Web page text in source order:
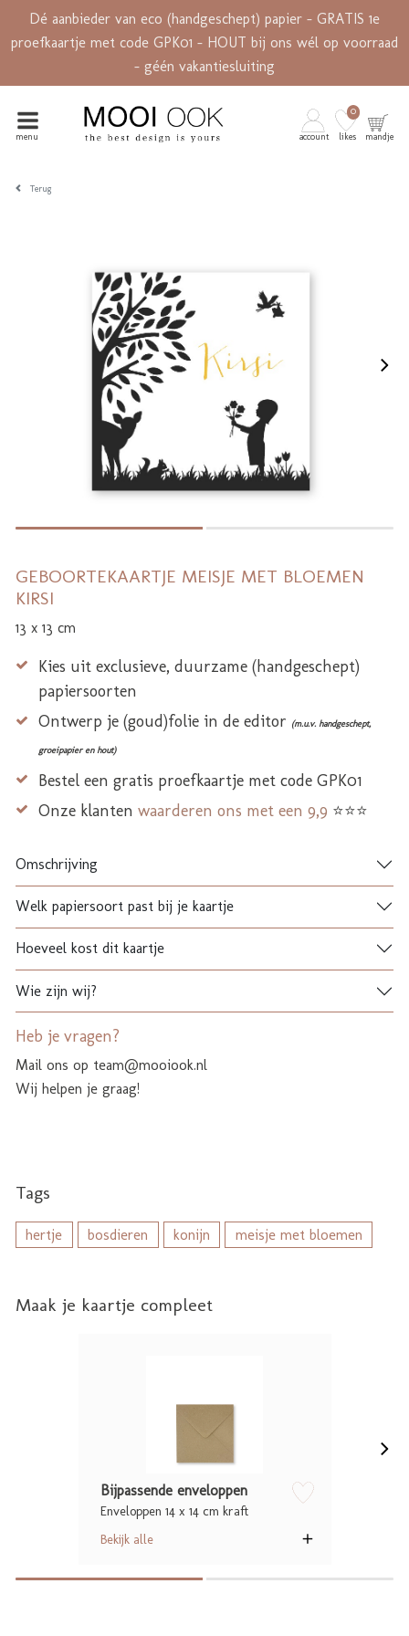
Dé aanbieder van eco (handgeschept) papier - GRATIS 1e
proefkaartje met code GPK01 - HOUT bij ons wél op voorraad
- géén vakantiesluiting
menu account likes
0
mandje
Terug
GEBOORTEKAARTJE MEISJE MET BLOEMEN
KIRSI
13 x 13 cm
Kies uit exclusieve, duurzame (handgeschept)
papiersoorten
Ontwerp je (goud)folie in de editor (m.u.v. handgeschept,
groeipapier en hout)
Bestel een gratis proefkaartje met code GPK01
Onze klanten waarderen ons met een 9,9 ⭐⭐⭐
Omschrijving
Welk papiersoort past bij je kaartje
Hoeveel kost dit kaartje
Wie zijn wij?
Heb je vragen?
Mail ons op team@mooiook.nl
Wij helpen je graag!
Tags
hertje bosdieren konijn meisje met bloemen
Maak je kaartje compleet
Bijpassende enveloppen
Enveloppen 14 x 14 cm kraft
Bekijk alle